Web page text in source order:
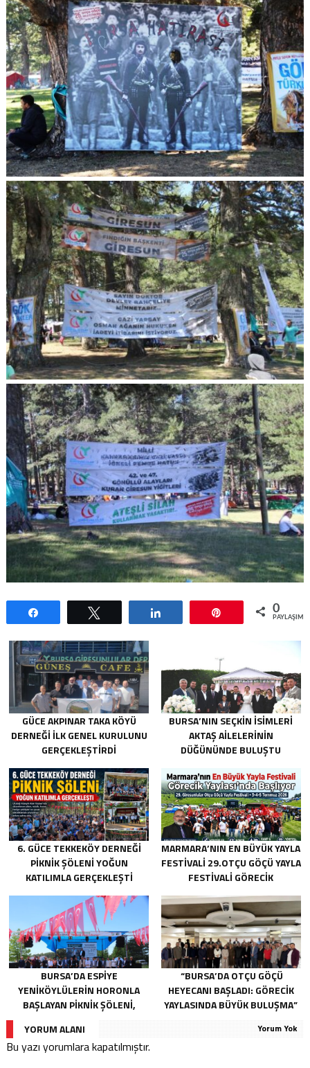
0
GÜCE AKPINAR TAKA KÖYÜ
DERNEĞI İLK GENEL KURULUNU
GERÇEKLEŞTIRDI
BURSA’NIN SEÇKIN İSIMLERI
AKTAŞ AILELERININ
DÜĞÜNÜNDE BULUŞTU
6. GÜCE TEKKEKÖY DERNEĞI
PIKNIK ŞÖLENI YOĞUN
KATILIMLA GERÇEKLEŞTI
MARMARA’NIN EN BÜYÜK YAYLA
FESTIVALI 29.OTÇU GÖÇÜ YAYLA
FESTIVALI GÖRECIK
BURSA’DA ESPIYE
YENIKÖYLÜLERIN HORONLA
BAŞLAYAN PIKNIK ŞÖLENI,
GELECEĞE ATILAN TEMELLERLE
TAÇLANDI
“BURSA’DA OTÇU GÖÇÜ
HEYECANI BAŞLADI: GÖRECIK
YAYLASINDA BÜYÜK BULUŞMA”
YORUM ALANI
Yorum Yok
Bu yazı yorumlara kapatılmıştır.